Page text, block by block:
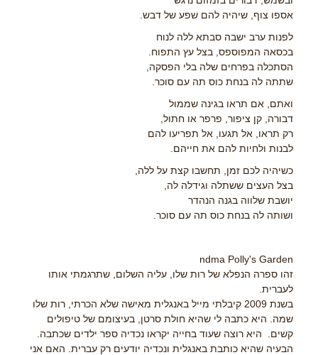
אספו צוף, שיהיה להם שפע של דבש.
לפנות ערב ישבה סבתא ללה לנוח
בכסאה המפוספס, בצל עץ התפוח.
הסתכלה בפרחים שלה בלי הפסקה,
שתתה לה בנחת כוס תה עם סוכר.
ואתם, אם תראו בגינה שממול
דבורה, קן ציפור, פרפר או חתול,
רק תראו, אל תגעו, אל תפריעו להם
לבנות ולחיות להם את חייהם.
כשיהיה לכם זמן, תחשבו קצת על ללה,
בצל העצים ששתלה וגידלה לה,
יושבת שלווה בגנה הנהדר
ושותה לה בנחת כוס תה עם סוכר.
ndma Polly's Garden
זהו ספרה הנפלא של רות שלו, עליה השלום, שתרגמתי אותו
לעברית.
בשנת 2009 קיבלתי מייל באנגלית מאישה שלא הכרתי, רות שלו
שמה. היא כתבה לי שהיא חולת סרטן, בעיצומם של טיפולים
קשים. היא רוצה שעוד בחייה יקראו נכדיה ספר ילדים שכתבה.
הבעיה שהיא כותבת באנגלית ונכדיה יודעים רק עברית. האם אני